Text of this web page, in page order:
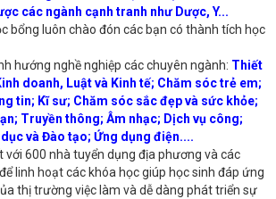
các ngành cạnh tranh như Dược, Y...
bổng luôn chào đón các bạn có thành tích học
hướng nghề nghiệp các chuyên ngành: Thiết
doanh, Luật và Kinh tế; Chăm sóc trẻ em;
tin; Kĩ sư; Chăm sóc sắc đẹp và sức khỏe;
Truyền thông; Âm nhạc; Dịch vụ công;
và Đào tạo; Ứng dụng điện....
với 600 nhà tuyển dụng địa phương và các
linh hoạt các khóa học giúp học sinh đáp ứng
thị trường việc làm và dễ dàng phát triển sự